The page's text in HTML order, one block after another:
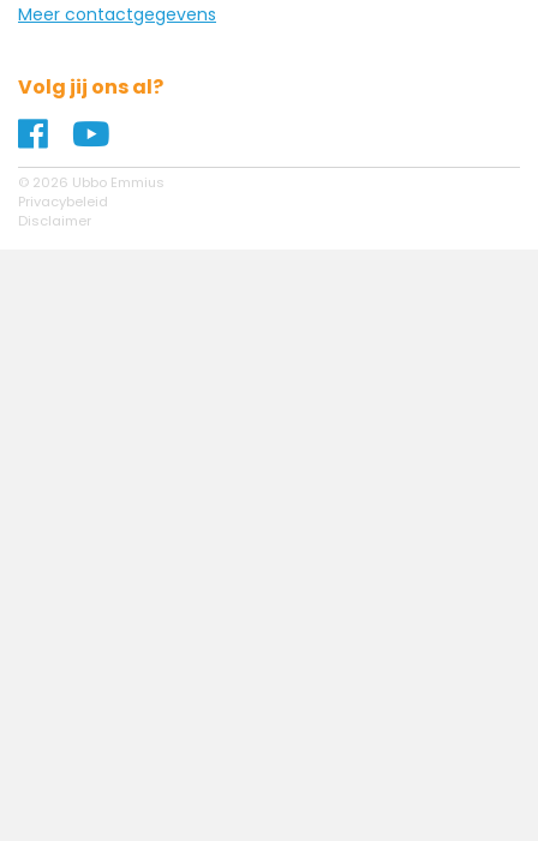
Meer contactgegevens
Volg jij ons al?
Naar ons Facebook profiel
© 2026 Ubbo Emmius
Privacybeleid
Disclaimer